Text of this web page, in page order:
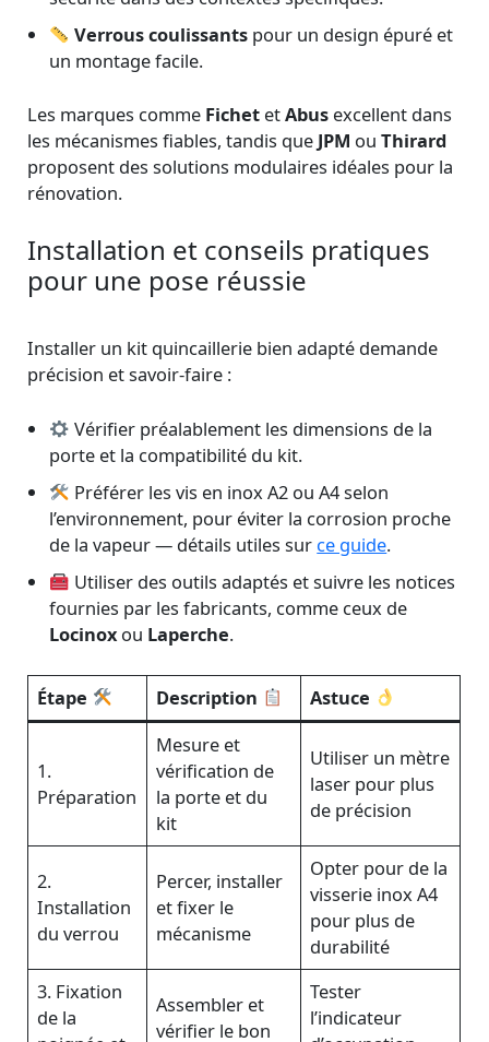
Verrous coulissantspour un design épuré et
un montage facile.
Les marques comme Fichet etAbus excellent dans
les mécanismes fiables, tandis que JPM ouThirard
proposent des solutions modulaires idéales pour la
rénovation.
Installation et conseils pratiques
pour une pose réussie
Installer un kit quincaillerie bien adapté demande
précision et savoir-faire :
Vérifier préalablement les dimensions de la
porte et la compatibilité du kit.
Préférer les vis en inox A2 ou A4 selon
l’environnement, pour éviter la corrosion proche
de la vapeur — détails utiles sur ce guide.
Utiliser des outils adaptés et suivre les notices
fournies par les fabricants, comme ceux de
Locinoxou Laperche.
Étape Description Astuce
1.
Préparation
Mesure et
vérification de
la porte et du
kit
Utiliser un mètre
laser pour plus
de précision
2.
Installation
du verrou
Percer, installer
et fixer le
mécanisme
Opter pour de la
visserie inox A4
pour plus de
durabilité
3. Fixation
de la
Assembler et
vérifier le bon
Tester
l’indicateur